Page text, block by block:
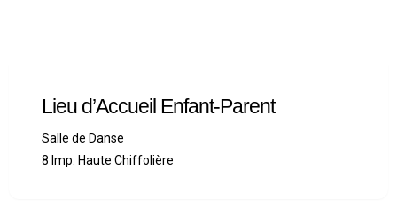
Lieu d’Accueil Enfant-Parent
Salle de Danse
8 Imp. Haute Chiffolière